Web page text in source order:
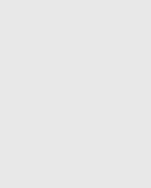
】Lenovo
Gen3 第12世
PC